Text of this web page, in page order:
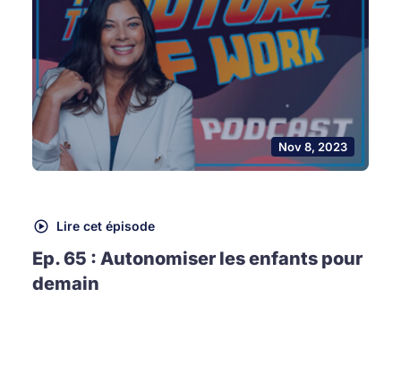
Nov 8, 2023
Lire cet épisode
Ep. 65 : Autonomiser les enfants pour
demain